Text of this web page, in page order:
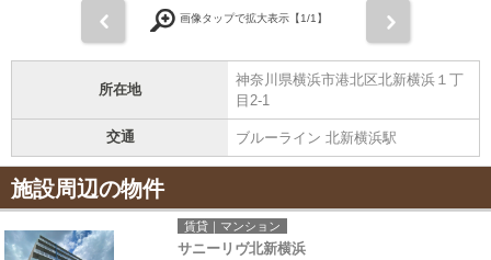
画像タップで拡大表示【1/1】
所在地
神奈川県横浜市港北区北新横浜１丁
目2-1
交通 ブルーライン 北新横浜駅
施設周辺の物件
賃貸｜マンション
サニーリヴ北新横浜